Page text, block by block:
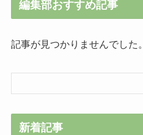
編集部おすすめ記事
記事が見つかりませんでした。
新着記事